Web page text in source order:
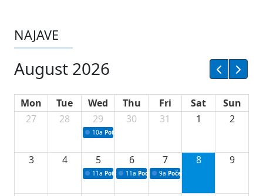
NAJAVE
August 2026
Mon Tue Wed Thu Fri Sat
Sun
27
28 29
10a Potpisivanje ugovora sa neprofitnim
30 31 1 2
3 4 5
11a Potpisivanje ugovora o stipendijama za
6
11a Podrška razvoju vodne infrastrukture u
7
9a Početak izgradnje nove
8 9